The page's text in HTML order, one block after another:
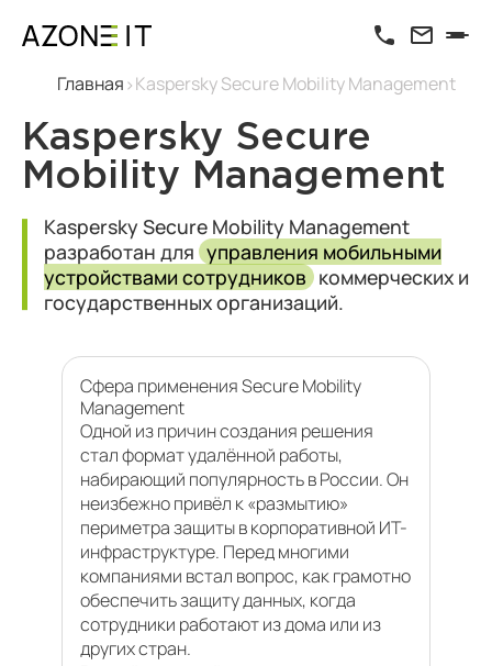
Главная Kaspersky Secure Mobility Management
Kaspersky Secure
Mobility Management
Kaspersky Secure Mobility Management
разработан для управления мобильными
устройствами сотрудников коммерческих и
государственных организаций.
Сфера применения Secure Mobility
Management
Одной из причин создания решения
стал формат удалённой работы,
набирающий популярность в России. Он
неизбежно привёл к «размытию»
периметра защиты в корпоративной ИТ-
инфраструктуре. Перед многими
компаниями встал вопрос, как грамотно
обеспечить защиту данных, когда
сотрудники работают из дома или из
других стран.